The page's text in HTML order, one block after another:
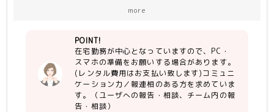
談）
(2）認証系
・何らかの認証系システム設計(構築込)
の有識者・経験者
・コミュニケーション力／報連相（ユー
more
POINT!
在宅勤務が中心となっていますので、PC・
スマホの準備をお願いする場合があります。
(レンタル費用はお支払い致します)コミュニ
ケーション力／報連相のある方を求めていま
す。（ユーザへの報告・相談、チーム内の報
告・相談）